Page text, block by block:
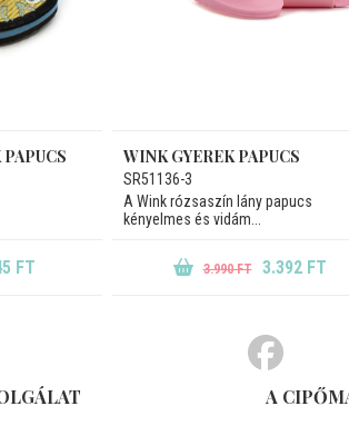
FT
WINK GYEREK PAPUCS
SR51136-3
A Wink rózsaszín lány papucs
kényelmes és vidám...
3.990 FT 3.392 FT
A